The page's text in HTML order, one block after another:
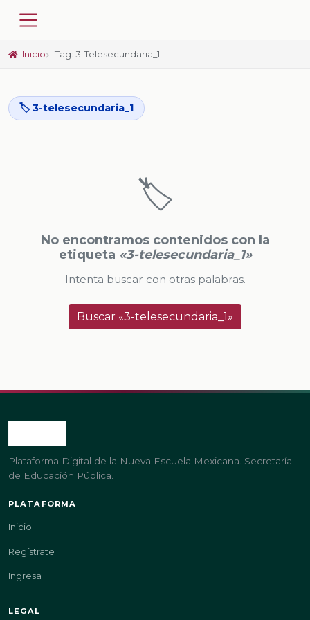
Inicio Tag: 3-Telesecundaria_1
🏷️ 3-telesecundaria_1
🏷️
No encontramos contenidos con la
etiqueta «3-telesecundaria_1»
Intenta buscar con otras palabras.
Buscar «3-telesecundaria_1»
Plataforma Digital de la Nueva Escuela Mexicana. Secretaría
de Educación Pública.
PLATAFORMA
Inicio
Regístrate
Ingresa
LEGAL